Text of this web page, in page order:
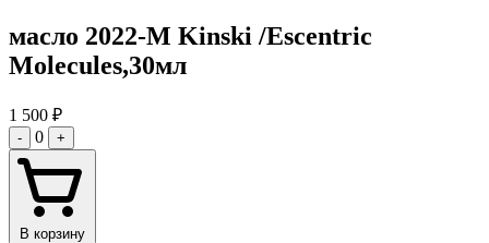
масло 2022-M Kinski /Escentric
Molecules,30мл
1 500 ₽
- 0 +
В корзину